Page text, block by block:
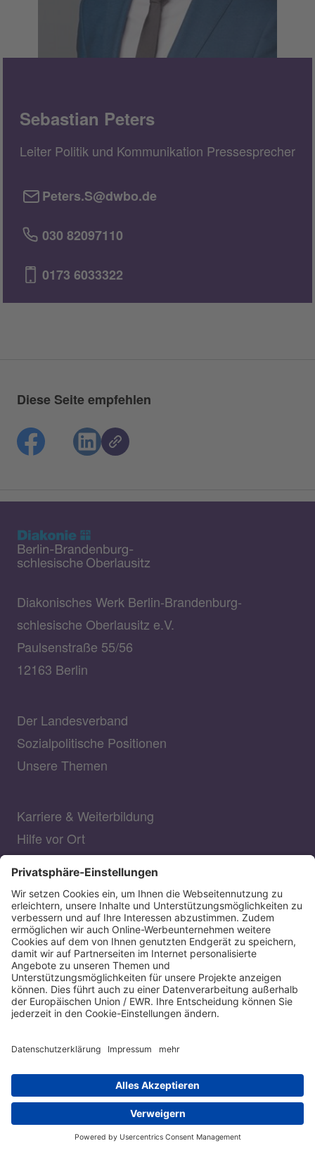
Sebastian Peters
Leiter Politik und Kommunikation Pressesprecher
Peters.S@dwbo.de
030 82097110
0173 6033322
Diese Seite empfehlen
Diakonisches Werk Berlin-Brandenburg-
schlesische Oberlausitz e.V.
Paulsenstraße 55/56
12163 Berlin
Der Landesverband
Sozialpolitische Positionen
Unsere Themen
Karriere & Weiterbildung
Hilfe vor Ort
Kontakt
Leichte Sprache
Barrierefreiheitserklärung
Aktuelles
Presse
Transparenz
Impressum
Datenschutzeinstellungen anpassen
© 2026 Diakonisches Werk Berlin-Brandenburg-